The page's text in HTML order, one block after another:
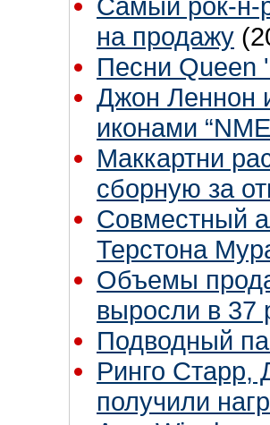
Cамый рок-н-
на продажу
Песни Queen
Джон Леннон
иконами
Маккартни
сборную за
Совместный
Терстона
Объемы
выросли в 37
Подводный
Ринго Старр,
получили